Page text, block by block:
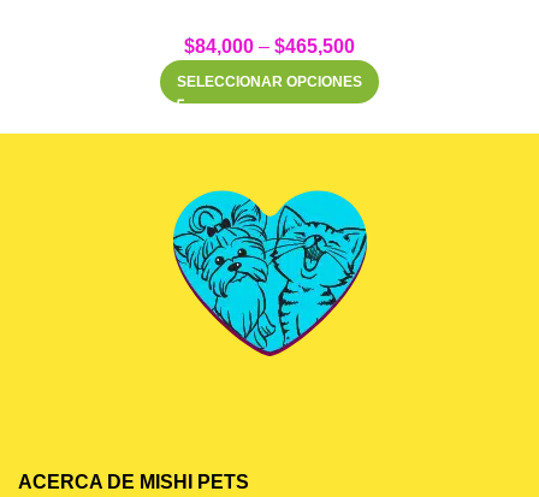
$84,000 – $465,500
SELECCIONAR OPCIONES
ACERCA DE MISHI PETS